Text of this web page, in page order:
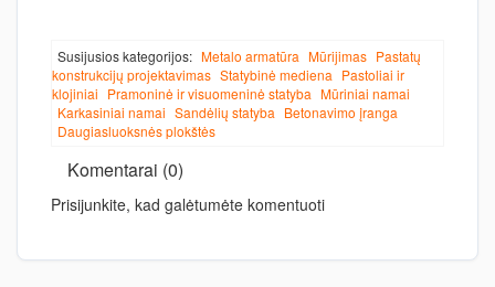
Susijusios kategorijos: Metalo armatūra Mūrijimas Pastatų
konstrukcijų projektavimas Statybinė mediena Pastoliai ir
klojiniai Pramoninė ir visuomeninė statyba Mūriniai namai
Karkasiniai namai Sandėlių statyba Betonavimo įranga
Daugiasluoksnės plokštės
Komentarai (0)
Prisijunkite, kad galėtumėte komentuoti